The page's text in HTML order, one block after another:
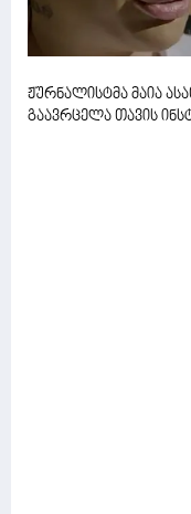
ჟურნალისტმა მაია
გაავრცელა თავის